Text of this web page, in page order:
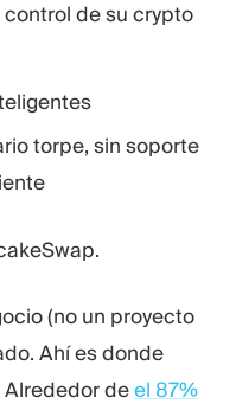
de su crypto
torpe, sin soporte
(no un proyecto
Ahí es donde
Alrededor deel 87%